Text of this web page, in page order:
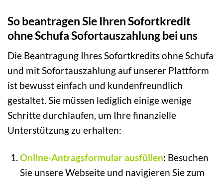
So beantragen Sie Ihren Sofortkredit
ohne Schufa Sofortauszahlung bei uns
Die Beantragung Ihres Sofortkredits ohne Schufa
und mit Sofortauszahlung auf unserer Plattform
ist bewusst einfach und kundenfreundlich
gestaltet. Sie müssen lediglich einige wenige
Schritte durchlaufen, um Ihre finanzielle
Unterstützung zu erhalten:
Online-Antragsformular ausfüllen: Besuchen
Sie unsere Webseite und navigieren Sie zum